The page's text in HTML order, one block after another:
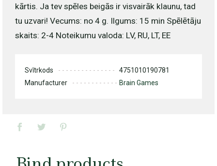
kārtis. Ja tev spēles beigās ir visvairāk klaunu, tad
tu uzvari! Vecums: no 4 g. Ilgums: 15 min Spēlētāju
skaits: 2-4 Noteikumu valoda: LV, RU, LT, EE
Svītrkods
4751010190781
Manufacturer
Brain Games